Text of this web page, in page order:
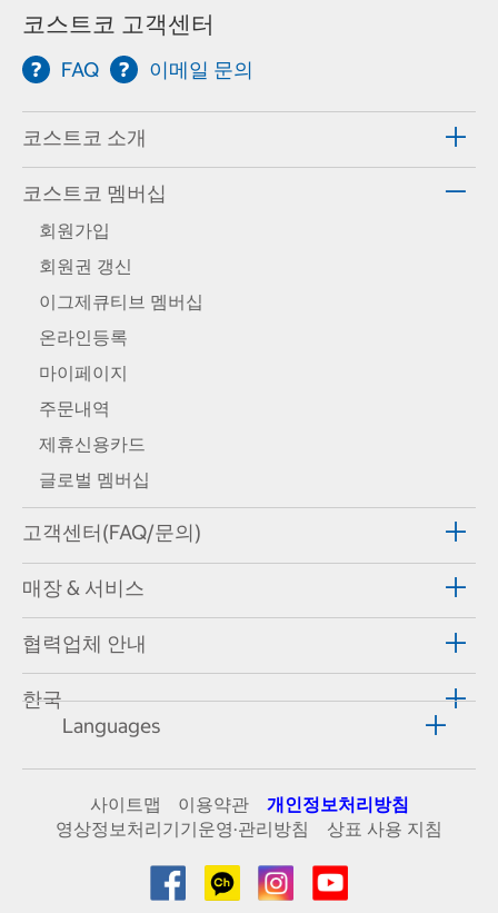
코스트코 고객센터
FAQ 이메일 문의
코스트코 소개
코스트코 멤버십
회원가입
회원권 갱신
이그제큐티브 멤버십
온라인등록
마이페이지
주문내역
제휴신용카드
글로벌 멤버십
고객센터(FAQ/문의)
매장 & 서비스
협력업체 안내
한국
Languages
사이트맵 이용약관
개인정보처리방침
영상정보처리기기운영·관리방침
상표 사용 지침